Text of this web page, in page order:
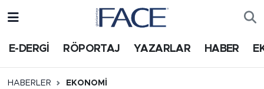
E-DERGİ RÖPORTAJ YAZARLAR HABER
HABERLER EKONOMI
HABER
Nöbetçi Eczaneler